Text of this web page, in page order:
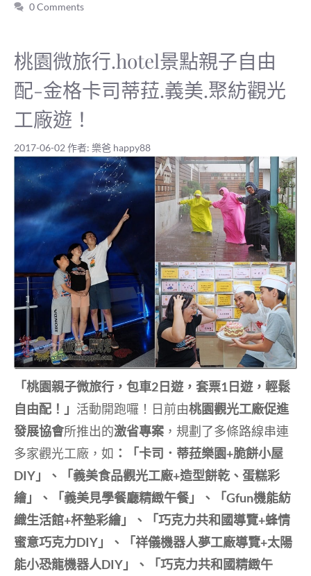
0 Comments
桃園微旅行.hotel景點親子自由
配-金格卡司蒂菈.義美.聚紡觀光
工廠遊！
2017-06-02 作者: 樂爸 happy88
「桃園親子微旅行，包車2日遊，套票1日遊，輕鬆
自由配！」 活動開跑囉！日前由桃園觀光工廠促進
發展協會所推出的激省專案 ，規劃了多條路線串連
多家觀光工廠，如 ：「卡司．蒂菈樂園+脆餅小屋
DIY」、「義美食品觀光工廠+造型餅乾、蛋糕彩
繪」、「義美見學餐廳精緻午餐」、「Gfun機能紡
織生活館+杯墊彩繪」、「巧克力共和國導覽+蜂情
蜜意巧克力DIY」、「祥儀機器人夢工廠導覽+太陽
能小恐龍機器人DIY」、「巧克力共和國精緻午